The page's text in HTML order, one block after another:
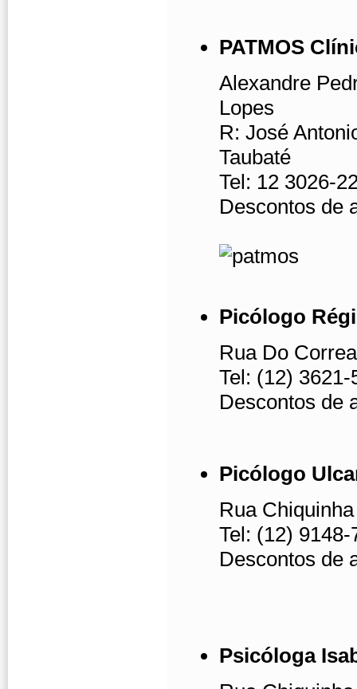
PATMOS
Alexandre
Lopes
R: José
Taubaté
Tel: 12 3026-
Descontos de
Picólogo
Rua Do
Tel: (12) 3621-
Descontos de
Picólogo
Rua
Tel: (12) 9148-
Descontos de
Psicóloga